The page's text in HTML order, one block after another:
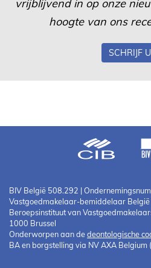
vrijblijvend in op onze
hoogte van ons
SCHRIJF
BIV België 508.292 |
Vastgoedmakelaar-bemiddelaar België
Beroepsinstituut van
1000 Brussel
Onderworpen aan dedeontologische
BA en borgstelling via NV AXA